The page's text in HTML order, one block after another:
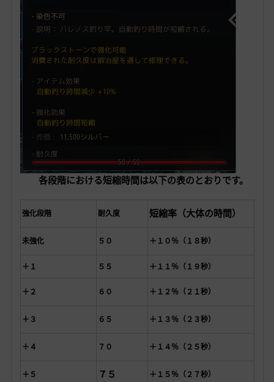
各段階における短縮時間は以下の表のとおりです。
強化段階 耐久度 短縮率（大体の時間）
未強化 ５０ ＋１０％（１８秒）
＋１ ５５ ＋１１％（１９秒）
＋２ ６０ ＋１２％（２１秒）
＋３ ６５ ＋１３％（２３秒）
＋４ ７０ ＋１４％（２５秒）
＋５ ７５ ＋１５％（２７秒）